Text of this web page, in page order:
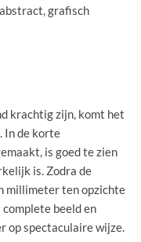
grafisch
krachtig zijn, komt het
In de korte
is goed te zien
is. Zodra de
millimeter ten opzichte
beeld en
op spectaculaire wijze.